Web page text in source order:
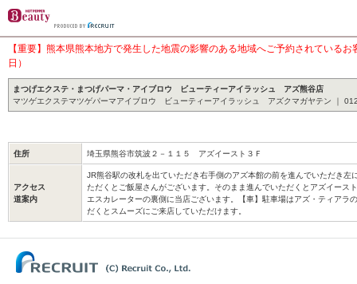
【重要】熊本県熊本地方で発生した地震の影響のある地域へご予約されている
日）
まつげエクステ・まつげパーマ・アイブロウ ビューティーアイラッシュ アズ熊谷店
マツゲエクステマツゲパーマアイブロウ ビューティーアイラッシュ アズクマガヤテン ｜
住所 埼玉県熊谷市筑波２－１１５ アズイースト３Ｆ
アクセス
道案内
JR熊谷駅の改札を出ていただき右手側のアズ本館の前を進んでいただき左
ただくとご飯屋さんがございます。そのまま進んでいただくとアズイース
エスカレーターの裏側に当店ございます。【車】駐車場はアズ・ティアラ
だくとスムーズにご来店していただけます。